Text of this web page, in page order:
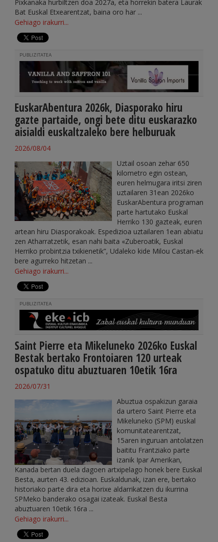
Pixkanaka hurbiltzen doa 2027a, eta horrekin batera Laurak
Bat Euskal Etxearentzat, baina oro har ...
Gehiago irakurri...
PUBLIZITATEA
EuskarAbentura 2026k, Diasporako hiru
gazte partaide, ongi bete ditu euskarazko
aisialdi euskaltzaleko bere helburuak
2026/08/04
Uztail osoan zehar 650
kilometro egin ostean,
euren helmugara iritsi ziren
uztailaren 31ean 2026ko
EuskarAbentura programan
parte hartutako Euskal
Herriko 130 gazteak, euren
artean hiru Diasporakoak. Espedizioa uztailaren 1ean abiatu
zen Atharratzetik, esan nahi baita «Zuberoatik, Euskal
Herriko probintzia txikienetik”, Udaleko kide Milou Castan-ek
bere agurreko hitzetan ...
Gehiago irakurri...
PUBLIZITATEA
Saint Pierre eta Mikeluneko 2026ko Euskal
Bestak bertako Frontoiaren 120 urteak
ospatuko ditu abuztuaren 10etik 16ra
2026/07/31
Abuztua ospakizun garaia
da urtero Saint Pierre eta
Mikeluneko (SPM) euskal
komunitatearentzat,
15aren inguruan antolatzen
baititu Frantziako parte
izanik Ipar Amerikan,
Kanada bertan duela dagoen artxipelago honek bere Euskal
Besta, aurten 43. edizioan. Euskaldunak, izan ere, bertako
historiako parte dira eta horixe aldarrikatzen du ikurrina
SPMeko banderako osagai izateak. Euskal Besta
abuztuaren 10etik 16ra ...
Gehiago irakurri...